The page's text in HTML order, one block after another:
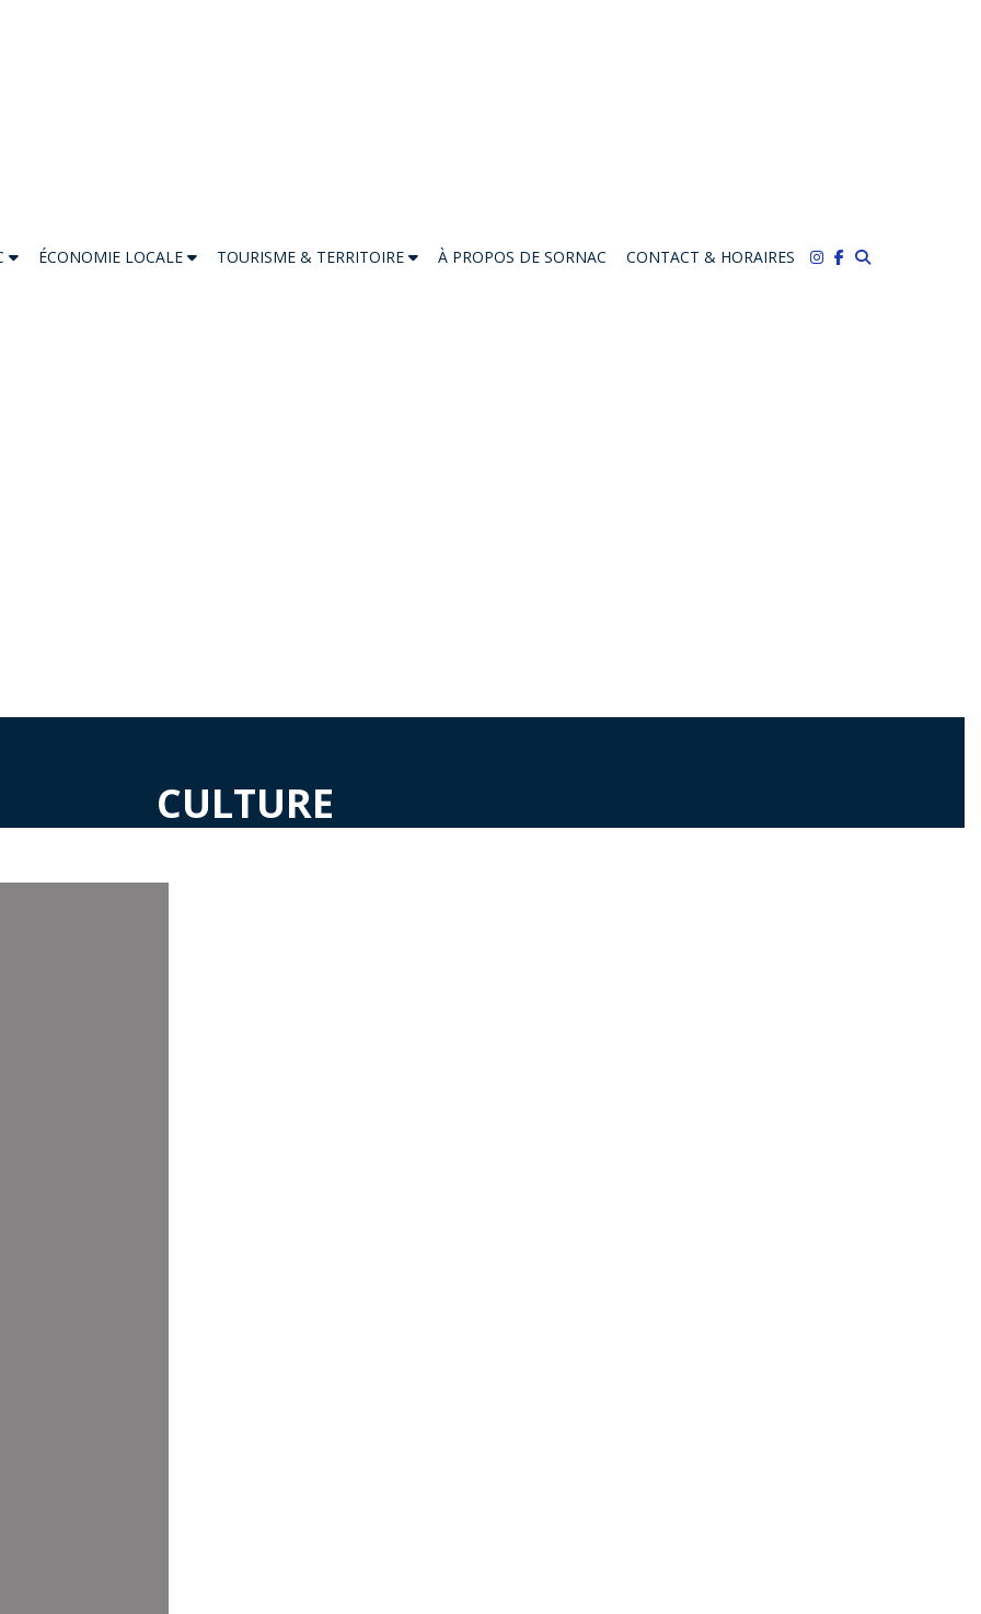
ÉCONOMIE LOCALE TOURISME & TERRITOIRE À PROPOS DE SORNAC CONTACT & HORAIRES
CULTURE